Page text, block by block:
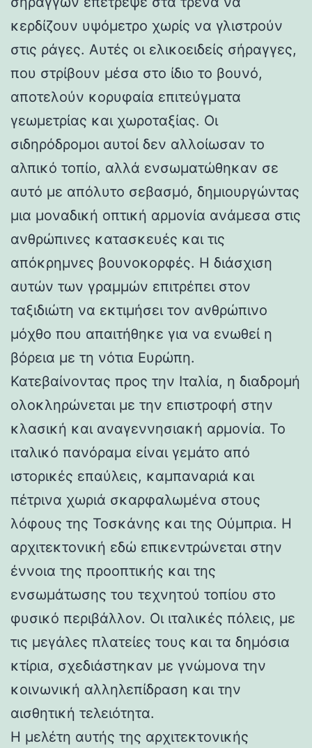
κερδίζουν υψόμετρο χωρίς να γλιστρούν
στις ράγες. Αυτές οι ελικοειδείς σήραγγες,
που στρίβουν μέσα στο ίδιο το βουνό,
αποτελούν κορυφαία επιτεύγματα
γεωμετρίας και χωροταξίας. Οι
σιδηρόδρομοι αυτοί δεν αλλοίωσαν το
αλπικό τοπίο, αλλά ενσωματώθηκαν σε
αυτό με απόλυτο σεβασμό, δημιουργώντας
μια μοναδική οπτική αρμονία ανάμεσα στις
ανθρώπινες κατασκευές και τις
απόκρημνες βουνοκορφές. Η διάσχιση
αυτών των γραμμών επιτρέπει στον
ταξιδιώτη να εκτιμήσει τον ανθρώπινο
μόχθο που απαιτήθηκε για να ενωθεί η
βόρεια με τη νότια Ευρώπη.
Κατεβαίνοντας προς την Ιταλία, η διαδρομή
ολοκληρώνεται με την επιστροφή στην
κλασική και αναγεννησιακή αρμονία. Το
ιταλικό πανόραμα είναι γεμάτο από
ιστορικές επαύλεις, καμπαναριά και
πέτρινα χωριά σκαρφαλωμένα στους
λόφους της Τοσκάνης και της Ούμπρια. Η
αρχιτεκτονική εδώ επικεντρώνεται στην
έννοια της προοπτικής και της
ενσωμάτωσης του τεχνητού τοπίου στο
φυσικό περιβάλλον. Οι ιταλικές πόλεις, με
τις μεγάλες πλατείες τους και τα δημόσια
κτίρια, σχεδιάστηκαν με γνώμονα την
κοινωνική αλληλεπίδραση και την
αισθητική τελειότητα.
Η μελέτη αυτής της αρχιτεκτονικής